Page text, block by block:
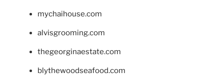
mychaihouse.com
alvisgrooming.com
thegeorginaestate.com
blythewoodseafood.com